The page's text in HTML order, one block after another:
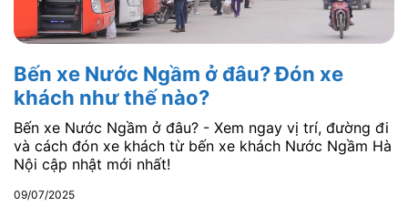
Bến xe Nước Ngầm ở đâu? Đón xe
khách như thế nào?
Bến xe Nước Ngầm ở đâu? - Xem ngay vị trí, đường đi
và cách đón xe khách từ bến xe khách Nước Ngầm Hà
Nội cập nhật mới nhất!
09/07/2025